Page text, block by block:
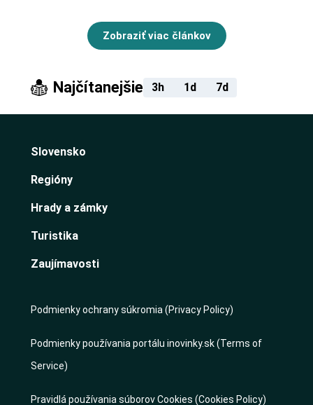
Zobraziť viac článkov
Najčítanejšie 3h 1d 7d
Slovensko
Regióny
Hrady a zámky
Turistika
Zaujímavosti
Podmienky ochrany súkromia (Privacy Policy)
Podmienky používania portálu inovinky.sk (Terms of
Service)
Pravidlá používania súborov Cookies (Cookies Policy)